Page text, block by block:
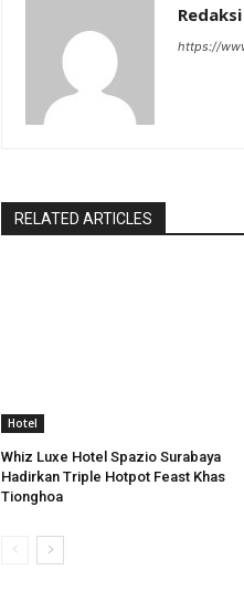
Redaksi
https://
RELATED ARTICLES
Hotel
Whiz Luxe Hotel Spazio Surabaya
Hadirkan Triple Hotpot Feast Khas
Tionghoa